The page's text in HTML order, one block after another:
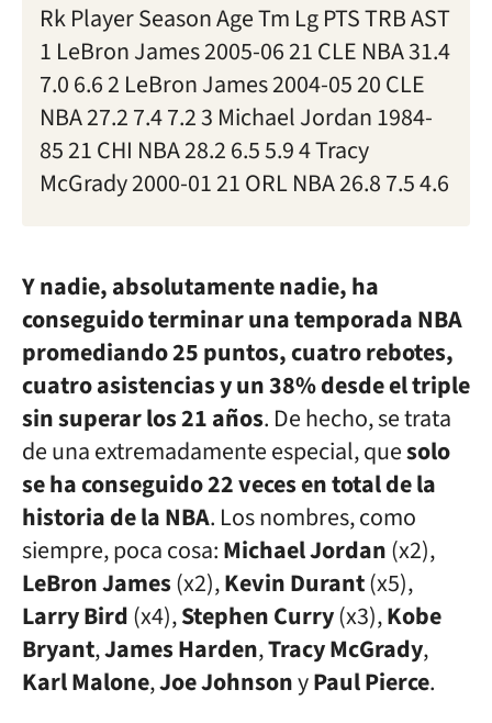
Rk Player Season Age Tm Lg PTS TRB AST
1 LeBron James 2005-06 21 CLE NBA 31.4
7.0 6.6 2 LeBron James 2004-05 20 CLE
NBA 27.2 7.4 7.2 3 Michael Jordan 1984-
85 21 CHI NBA 28.2 6.5 5.9 4 Tracy
McGrady 2000-01 21 ORL NBA 26.8 7.5 4.6
Y nadie, absolutamente nadie, ha
conseguido terminar una temporada NBA
promediando 25 puntos, cuatro rebotes,
cuatro asistencias y un 38% desde el triple
sin superar los 21 años. De hecho, se trata
de una extremadamente especial, quesolo
se ha conseguido 22 veces en total de la
historia de la NBA. Los nombres, como
siempre, poca cosa:Michael Jordan(x2),
LeBron James(x2),Kevin Durant(x5),
Larry Bird(x4),Stephen Curry(x3),Kobe
Bryant,James Harden,Tracy McGrady,
Karl Malone,Joe JohnsonyPaul Pierce.